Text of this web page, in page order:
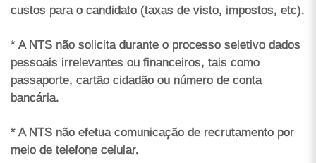
custos para o candidato (taxas de visto, impostos, etc).
* A NTS não solicita durante o processo seletivo dados
pessoais irrelevantes ou financeiros, tais como
passaporte, cartão cidadão ou número de conta
bancária.
* A NTS não efetua comunicação de recrutamento por
meio de telefone celular.